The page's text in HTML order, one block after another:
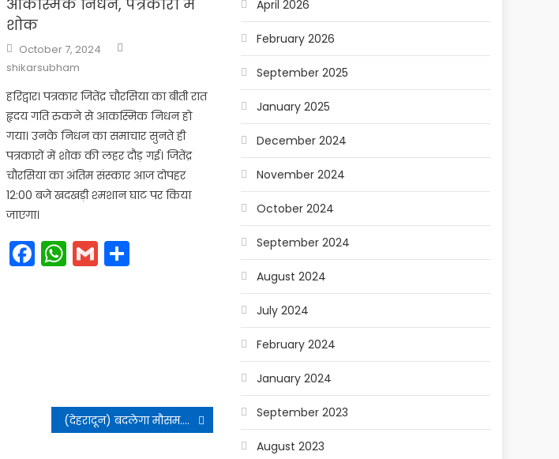
आकस्मिक निधन, पत्रकारों में
शोक
Posted
on
October 7, 2024
shikarsubham
हरिद्वार। पत्रकार जितेंद्र चौरसिया का बीती रात
हृदय गति रुकने से आकस्मिक निधन हो
गया। उनके निधन का समाचार सुनते ही
पत्रकारों में शोक की लहर दौड़ गई। जितेंद्र
चौरसिया का अंतिम संस्कार आज दोपहर
12:00 बजे खदखड़ी श्मशान घाट पर किया
जाएगा।
Facebook
WhatsApp
Gmail
(देहरादून) बदलेगा मौसम.होगी बरसात और बर्फबारी
April 2026
February 2026
September 2025
January 2025
December 2024
November 2024
October 2024
September 2024
August 2024
July 2024
February 2024
January 2024
September 2023
August 2023